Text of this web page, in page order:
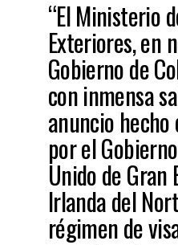
“El Ministerio
Exteriores, en
Gobierno de
con inmensa
anuncio
por el
Unido de
Irlanda del
régimen de